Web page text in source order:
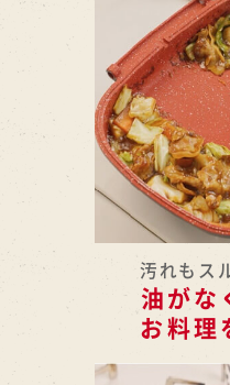
汚れもス
油がな
お料理